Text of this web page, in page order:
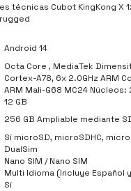
técnicas Cubot KingKong X
Android 14
Octa Core , MediaTek
Cortex-A78, 6x 2.0GHz ARM
ARM Mali-G68 MC24 Núcleos:
12 GB
256 GB Ampliable mediante
Sí microSD, microSDHC,
DualSim
Nano SIM / Nano SIM
Multi Idioma (Incluye Español
Sí